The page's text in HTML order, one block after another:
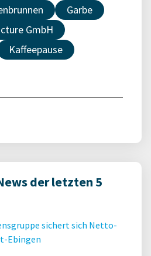
Garbe
GmbH
Kaffeepause
der letzten 5
sichert sich Netto-
Ebingen